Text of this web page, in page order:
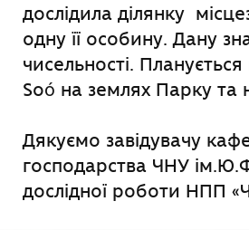
дослідила ділянку
одну її особину. Дану
чисельності.
Soó на землях Парку та
Дякуємо завідувачу
господарства ЧНУ
дослідної роботи НПП